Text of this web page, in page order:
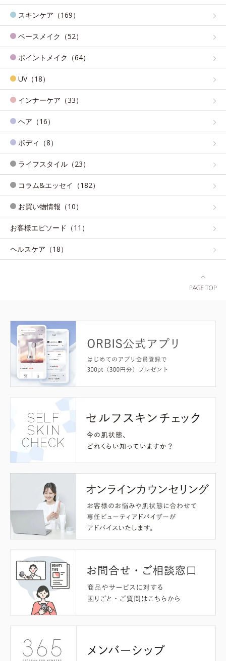
スキンケア（169）
ベースメイク（52）
ポイントメイク（64）
UV（18）
インナーケア（33）
ヘア（16）
ボディ（8）
ライフスタイル（23）
コラム&エッセイ（182）
お買い物情報（10）
お客様エピソード（11）
ヘルスケア（18）